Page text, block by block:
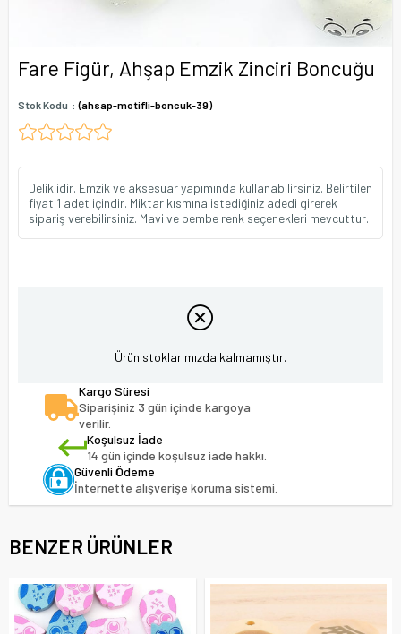
Fare Figür, Ahşap Emzik Zinciri Boncuğu
Stok Kodu (ahsap-motifli-boncuk-39)
Deliklidir. Emzik ve aksesuar yapımında kullanabilirsiniz. Belirtilen
fiyat 1 adet içindir. Miktar kısmına istediğiniz adedi girerek
sipariş verebilirsiniz. Mavi ve pembe renk seçenekleri mevcuttur.
Ürün stoklarımızda kalmamıştır.
Kargo Süresi
Siparişiniz 3 gün içinde kargoya
verilir.
Koşulsuz İade
14 gün içinde koşulsuz iade hakkı.
Güvenli Ödeme
İnternette alışverişe koruma sistemi.
BENZER ÜRÜNLER